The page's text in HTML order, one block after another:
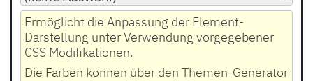
Ermöglicht die Anpassung der Element-
Darstellung unter Verwendung vorgegebener
CSS Modifikationen.
Die Farben können über den Themen-Generator